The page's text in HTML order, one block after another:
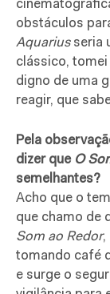
obstáculos
Aquariusseria
clássico, tomei
digno de uma
reagir, que
Pela
dizer que O
semelhantes?
Acho que o
que chamo de
Som ao Redor,
tomando café
e surge o